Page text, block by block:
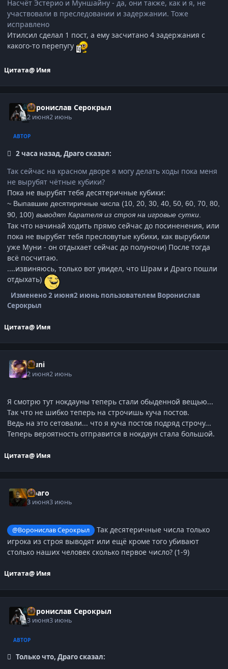
Насчёт Эстерио и Муншайну - да, они также, как и я, не
участвовали в преследовании и задержании. Тоже
исправлено
Итилсил сделал 1 пост, а ему засчитано 4 задержания с
какого-то перепугу
Цитата@ Имя
Воронислав Серокрыл
2 июня2 июнь
АВТОР
2 часа назад, Драго сказал:
Так сейчас на красном дворе я могу делать ходы пока меня
не вырубят чётные кубики?
Пока не вырубят тебя десятеричные кубики:
~ Выпавшие десятиричные числа (10 20 30 40 50 60 70 80
90 100) выводят Карателя из строя на игровые сутки
Так что начинай ходить прямо сейчас до посиненения, или
пока не вырубят тебя пресловутые кубики, как вырубили
уже Муни - он отдыхает сейчас до полуночи) После тогда
всё посчитаю.
....извиняюсь, только вот увидел, что Шрам и Драго пошли
отдыхать)
Изменено2 июня2 июньпользователем Воронислав
Серокрыл
Цитата@ Имя
Muni
2 июня2 июнь
Я смотрю тут нокдауны теперь стали обыденной вещью...
Так что не шибко теперь на строчишь куча постов.
Ведь на это сетовали... что я куча постов подряд строчу...
Теперь вероятность отправится в нокдаун стала большой.
Цитата@ Имя
Драго
3 июня3 июнь
@Воронислав Серокрыл
Так десятеричные числа только
игрока из строя выводят или ещё кроме того убивают
столько наших человек сколько первое число? (1-9)
Цитата@ Имя
Воронислав Серокрыл
3 июня3 июнь
АВТОР
Только что, Драго сказал: